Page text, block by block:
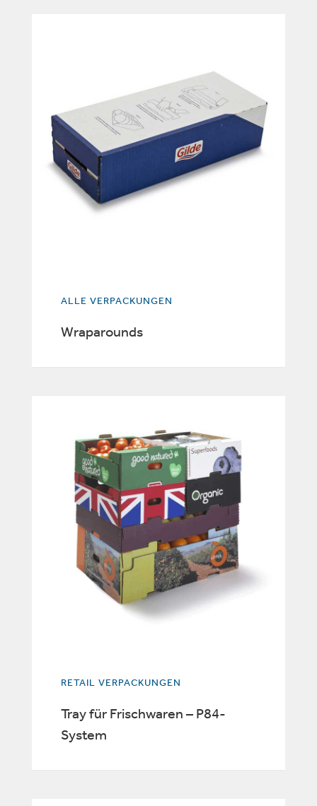
ALLE VERPACKUNGEN
Wraparounds
RETAIL VERPACKUNGEN
Tray für Frischwaren – P84-
System